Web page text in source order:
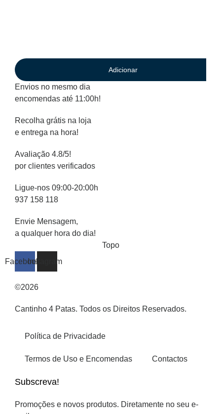
Adicionar
Envios no mesmo dia
encomendas até 11:00h!
Recolha grátis na loja
e entrega na hora!
Avaliação 4.8/5!
por clientes verificados
Ligue-nos 09:00-20:00h
937 158 118
Envie Mensagem,
a qualquer hora do dia!
Topo
FacebookInstagram
©2026
Cantinho 4 Patas. Todos os Direitos Reservados.
Política de Privacidade
Termos de Uso e Encomendas Contactos
Subscreva!
Promoções e novos produtos. Diretamente no seu e-